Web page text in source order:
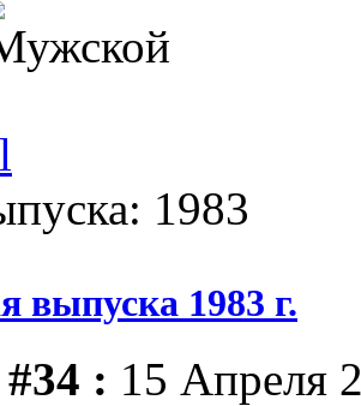
1983
выпуска 1983 г.
: 15 Апреля